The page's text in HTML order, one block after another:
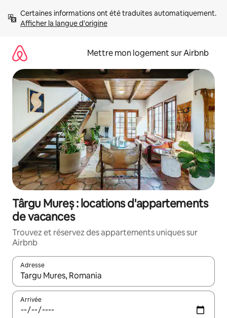
directement
Afficher la langue d'origine
Mettre mon logement sur Airbnb
Târgu Mureș : locations d'appartements
de vacances
Trouvez et réservez des appartements uniques sur
Airbnb
Adresse
Lorsque les résultats s'affichent, utilisez les flèches vers le
Arrivée